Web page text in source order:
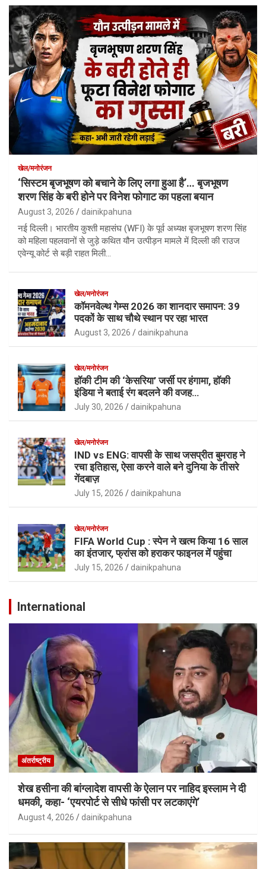
खेल/मनोरंजन
‘सिस्टम बृजभूषण को बचाने के लिए लगा हुआ है’… बृजभूषण
शरण सिंह के बरी होने पर विनेश फोगाट का पहला बयान
August 3, 2026 dainikpahuna
नई दिल्ली। भारतीय कुश्ती महासंघ (WFI) के पूर्व अध्यक्ष बृजभूषण शरण सिंह
को महिला पहलवानों से जुड़े कथित यौन उत्पीड़न मामले में दिल्ली की राउज
एवेन्यू कोर्ट से बड़ी राहत मिली…
खेल/मनोरंजन
कॉमनवेल्थ गेम्स 2026 का शानदार समापन: 39
पदकों के साथ चौथे स्थान पर रहा भारत
August 3, 2026 dainikpahuna
खेल/मनोरंजन
हॉकी टीम की ‘केसरिया’ जर्सी पर हंगामा, हॉकी
इंडिया ने बताई रंग बदलने की वजह…
July 30, 2026 dainikpahuna
खेल/मनोरंजन
IND vs ENG: वापसी के साथ जसप्रीत बुमराह ने
रचा इतिहास, ऐसा करने वाले बने दुनिया के तीसरे
गेंदबाज़
July 15, 2026 dainikpahuna
खेल/मनोरंजन
FIFA World Cup : स्पेन ने खत्म किया 16 साल
का इंतजार, फ्रांस को हराकर फाइनल में पहुंचा
July 15, 2026 dainikpahuna
International
अंतर्राष्ट्रीय
शेख हसीना की बांग्लादेश वापसी के ऐलान पर नाहिद इस्लाम ने दी
धमकी, कहा- ‘एयरपोर्ट से सीधे फांसी पर लटकाएंगे’
August 4, 2026 dainikpahuna